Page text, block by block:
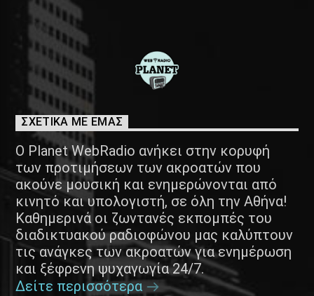
ΣΧΕΤΙΚΑ ΜΕ ΕΜΑΣ
Ο Planet WebRadio ανήκει στην κορυφή
των προτιμήσεων των ακροατών που
ακούνε μουσική και ενημερώνονται από
κινητό και υπολογιστή, σε όλη την Αθήνα!
Καθημερινά οι ζωντανές εκπομπές του
διαδικτυακού ραδιοφώνου μας καλύπτουν
τις ανάγκες των ακροατών για ενημέρωση
και ξέφρενη ψυχαγωγία 24/7.
Δείτε περισσότερα